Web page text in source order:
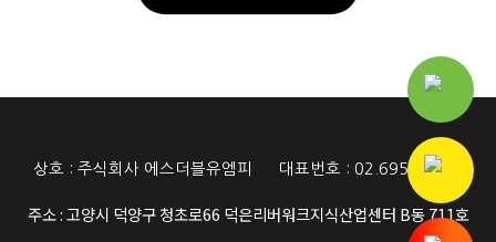
상호 : 주식회사 에스더블유엠피 대표번호 : 02.6953.5117
주소 : 고양시 덕양구 청초로66 덕은리버워크지식산업센터 B동 711호